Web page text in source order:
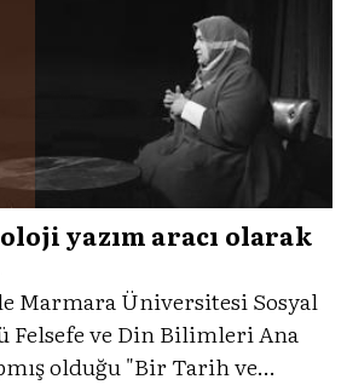
yazım aracı olarak
Marmara Üniversitesi Sosyal
ve Din Bilimleri Ana
olduğu "Bir Tarih ve